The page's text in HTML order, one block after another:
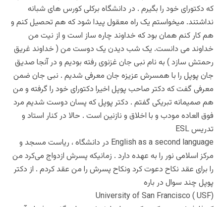
که دکتورای خود را بگیرم . در دانشگاه برکلی کورس های شبانه
نداشتند. میخواستم یک راه معقول پیدا شود که هم تحصیل کنم و
هم کار کنم همان بود که خداوند چاره ساز است و از نیت من
خداوند می دانست. یک شب دیدن یک دوست من ( خداوند غریق
رحمتش سازد ) به نام نبی جان غزنوی رفته بودیم و در آنجا صدیق
جان پوپل را با همسرش عزیزه جان معرفی شدیم . نبی جان ضمن
معرفی گفت که دکتر صاحب پوپل اخیرا دکتورای خود را گرفته و من
هم صمیمانه تبریکی گفتم . دکتر پوپل که پسان دوست شدیم مرد
فوق العاده مودب و با اخلاق و نازنین است . حالا در کنار استاد و
تدریس ESL
English as a second language در دانشگاه ، ریاست مسجد و
مرکز اسلامی نور را به عهده دارد . زمانیکه پسرش ازدواج می‌کرد من
را برای عقد نکاح دعوت کرد و‌نکاح پسرش را من عقد کردم . از دکتر
پوپل چند سوال در باره
University of San Francisco ( USF)